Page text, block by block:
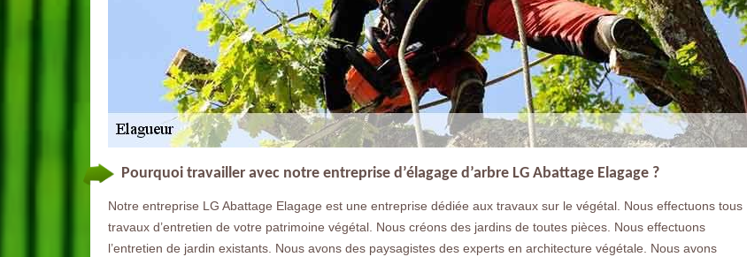
Pourquoi travailler avec notre entreprise d’élagage d’arbre LG Abattage Elagage ?
Notre entreprise LG Abattage Elagage est une entreprise dédiée aux travaux sur le végétal. Nous effectuons tous
travaux d’entretien de votre patrimoine végétal. Nous créons des jardins de toutes pièces. Nous effectuons
l’entretien de jardin existants. Nous avons des paysagistes des experts en architecture végétale. Nous avons